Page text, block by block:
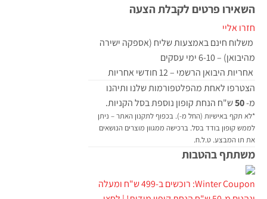
השאירו פרטים לקבלת הצעה
חזרו אליי
משלוח חינם באמצעות שליח (אספקה ישירה
מהיבואן) – 6-10 ימי עסקים
אחריות היבואן הרשמי – 12 חודשי אחריות
הצטרפו לאחת מהפלטפורמות שלנו ותיהנו
מ-50ש"ח הנחת קופון נוספת בסל הקניות.
*לא תקף באישיות (החל מ-). בכפוף לתקנון האתר – ניתן
לממש קופון בודד בסל. ברכישה ממגוון מוצרים הנושאים
את תו המבצע. ט.ל.ח.
משתתף בהטבות
Winter Coupon: רוכשים ב-499 ש"ח ומעלה